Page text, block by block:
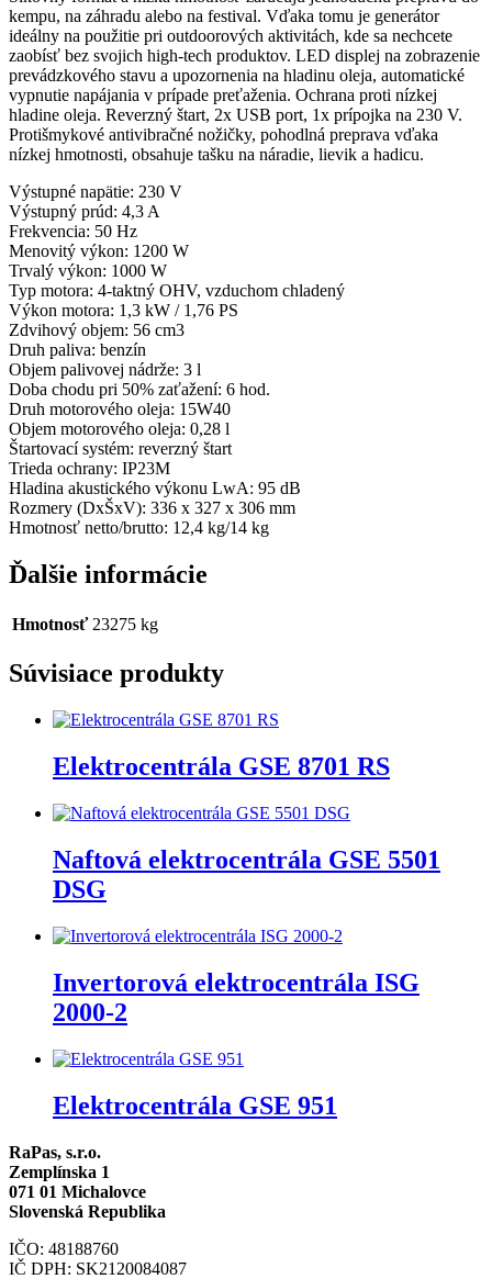
kempu, na záhradu alebo na festival. Vďaka tomu je generátor
ideálny na použitie pri outdoorových aktivitách, kde sa nechcete
zaobísť bez svojich high-tech produktov. LED displej na zobrazenie
prevádzkového stavu a upozornenia na hladinu oleja, automatické
vypnutie napájania v prípade preťaženia. Ochrana proti nízkej
hladine oleja. Reverzný štart, 2x USB port, 1x prípojka na 230 V.
Protišmykové antivibračné nožičky, pohodlná preprava vďaka
nízkej hmotnosti, obsahuje tašku na náradie, lievik a hadicu.
Výstupné napätie: 230 V
Výstupný prúd: 4,3 A
Frekvencia: 50 Hz
Menovitý výkon: 1200 W
Trvalý výkon: 1000 W
Typ motora: 4-taktný OHV, vzduchom chladený
Výkon motora: 1,3 kW / 1,76 PS
Zdvihový objem: 56 cm3
Druh paliva: benzín
Objem palivovej nádrže: 3 l
Doba chodu pri 50% zaťažení: 6 hod.
Druh motorového oleja: 15W40
Objem motorového oleja: 0,28 l
Štartovací systém: reverzný štart
Trieda ochrany: IP23M
Hladina akustického výkonu LwA: 95 dB
Rozmery (DxŠxV): 336 x 327 x 306 mm
Hmotnosť netto/brutto: 12,4 kg/14 kg
Ďalšie informácie
Hmotnosť 23275 kg
Súvisiace produkty
Elektrocentrála GSE 8701 RS
Naftová elektrocentrála GSE 5501
DSG
Invertorová elektrocentrála ISG
2000-2
Elektrocentrála GSE 951
RaPas, s.r.o.
Zemplínska 1
071 01 Michalovce
Slovenská Republika
IČO: 48188760
IČ DPH: SK2120084087